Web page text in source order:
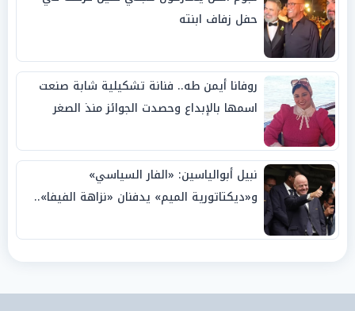
حفل زفاف ابنته
روفانا أيمن طه.. فنانة تشكيلية شابة صنعت
اسمها بالإبداع وحصدت الجوائز منذ الصغر
نبيل أبوالياسين: «الفار السياسي»
و«ديكتاتورية الميم» يدفنان «نزاهة الفيفا»..